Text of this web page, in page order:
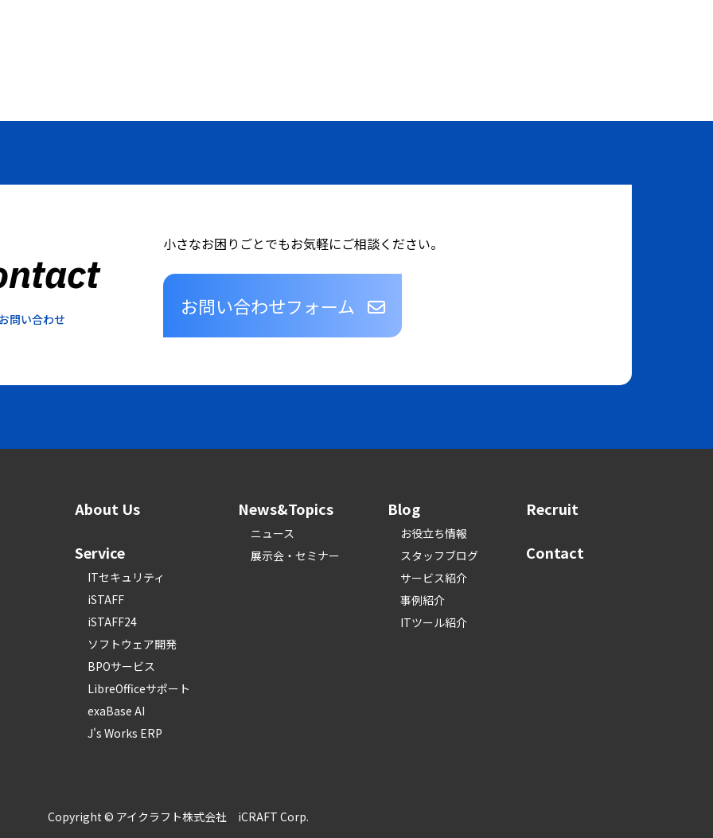
問い合わせ
小さなお困りごとでもお気軽にご相談ください。
お問い合わせフォーム
About Us
Service
ITセキュリティ
iSTAFF
iSTAFF24
ソフトウェア開発
BPOサービス
LibreOfficeサポート
exaBase AI
J's Works ERP
News&Topics
ニュース
展示会・セミナー
Blog
お役立ち情報
スタッフブログ
サービス紹介
事例紹介
ITツール紹介
Recruit
Contact
Copyright © アイクラフト株式会社 iCRAFT Corp.